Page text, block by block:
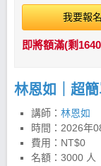
我要報名
即將額滿(剩
講師： 林恩如
時間： 2026年
費用：NT$0
名額：3000 人